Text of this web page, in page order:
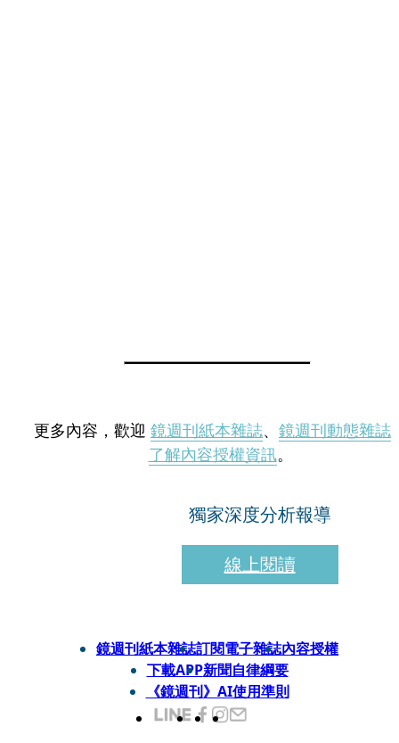
更多內容，歡迎 鏡週刊紙本雜誌、 鏡週刊動態雜誌
了解內容授權資訊。
獨家深度分析報導
線上閱讀
鏡週刊紙本雜誌訂閱電子雜誌內容授權
下載APP新聞自律綱要
《鏡週刊》AI使用準則